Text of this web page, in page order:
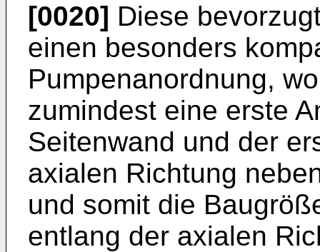
[0020] Diese
einen besonders
Pumpenanordnung,
zumindest eine erste
Seitenwand und der
axialen Richtung
und somit die
entlang der axialen